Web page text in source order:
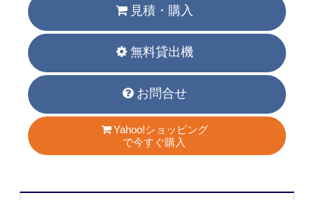
見積・購入
無料貸出機
お問合せ
Yahoo!ショッピング
で今すぐ購入